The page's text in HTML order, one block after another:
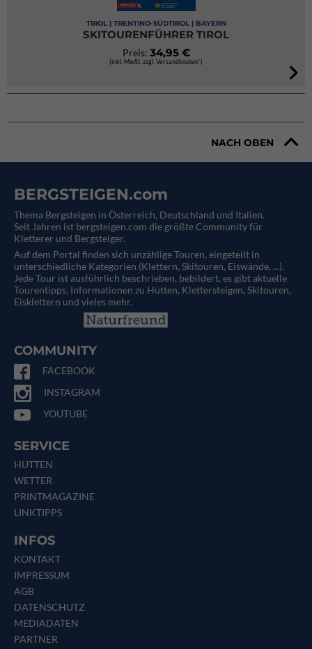
TIROL | TRENTINO-SÜDTIROL | BAYERN
SKITOURENFÜHRER TIROL
Preis: 34,95 €
(inkl. MwSt. zzgl. Versandkosten*)
NACH OBEN
BERGSTEIGEN.com
Thema Bergsteigen in Österreich, Deutschland und Italien.
Seit Jahren ist bergsteigen.com die größte Community für
Kletterer und Bergsteiger.
Auf dem Portal finden sich unzählige Touren, eingeteilt in
unterschiedliche Kategorien (Klettern, Skitouren, Eiswände, ...).
Jede Tour ist ausführlich beschrieben, bebildert, es gibt aktuelle
Tourentipps, Informationen zu Hütten, Klettersteigen, Skitouren,
Eisklettern und vieles mehr.
COMMUNITY
FACEBOOK
INSTAGRAM
YOUTUBE
SERVICE
HÜTTEN
WETTER
PRINTMAGAZINE
LINKTIPPS
INFOS
KONTAKT
IMPRESSUM
AGB
DATENSCHUTZ
MEDIADATEN
PARTNER